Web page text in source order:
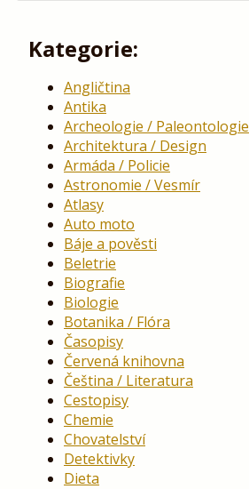
Kategorie:
Angličtina
Antika
Archeologie / Paleontologie
Architektura / Design
Armáda / Policie
Astronomie / Vesmír
Atlasy
Auto moto
Báje a pověsti
Beletrie
Biografie
Biologie
Botanika / Flóra
Časopisy
Červená knihovna
Čeština / Literatura
Cestopisy
Chemie
Chovatelství
Detektivky
Dieta